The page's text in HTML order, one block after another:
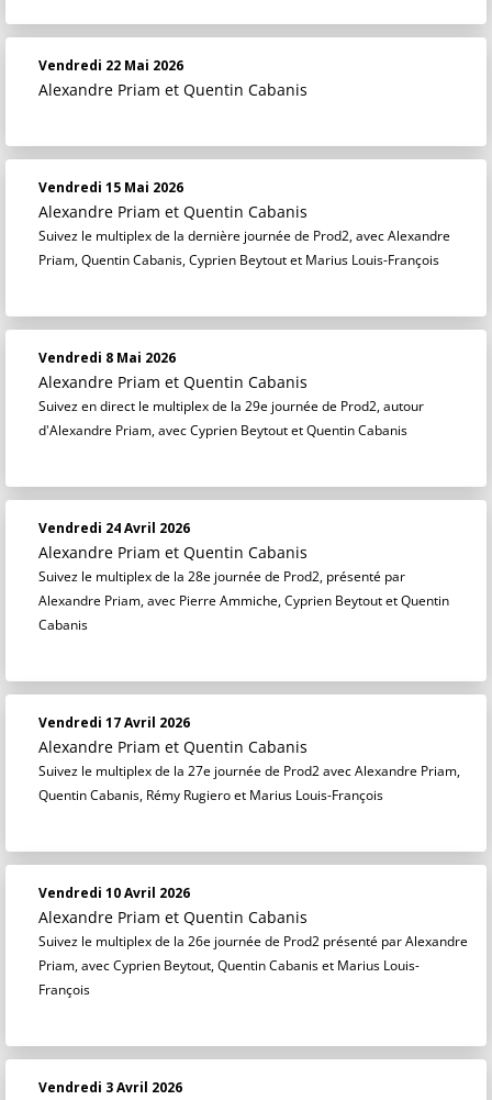
Vendredi 22 Mai 2026
Alexandre Priam et Quentin Cabanis
Vendredi 15 Mai 2026
Alexandre Priam et Quentin Cabanis
Suivez le multiplex de la dernière journée de Prod2, avec Alexandre
Priam, Quentin Cabanis, Cyprien Beytout et Marius Louis-François
Vendredi 8 Mai 2026
Alexandre Priam et Quentin Cabanis
Suivez en direct le multiplex de la 29e journée de Prod2, autour
d'Alexandre Priam, avec Cyprien Beytout et Quentin Cabanis
Vendredi 24 Avril 2026
Alexandre Priam et Quentin Cabanis
Suivez le multiplex de la 28e journée de Prod2, présenté par
Alexandre Priam, avec Pierre Ammiche, Cyprien Beytout et Quentin
Cabanis
Vendredi 17 Avril 2026
Alexandre Priam et Quentin Cabanis
Suivez le multiplex de la 27e journée de Prod2 avec Alexandre Priam,
Quentin Cabanis, Rémy Rugiero et Marius Louis-François
Vendredi 10 Avril 2026
Alexandre Priam et Quentin Cabanis
Suivez le multiplex de la 26e journée de Prod2 présenté par Alexandre
Priam, avec Cyprien Beytout, Quentin Cabanis et Marius Louis-
François
Vendredi 3 Avril 2026